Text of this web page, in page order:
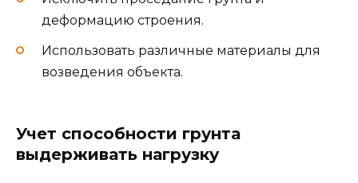
деформацию строения.
Использовать различные материалы для
возведения объекта.
Учет способности грунта
выдерживать нагрузку